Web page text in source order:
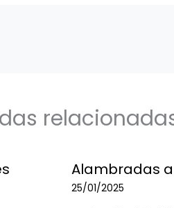
Alambradas
25/01/2025